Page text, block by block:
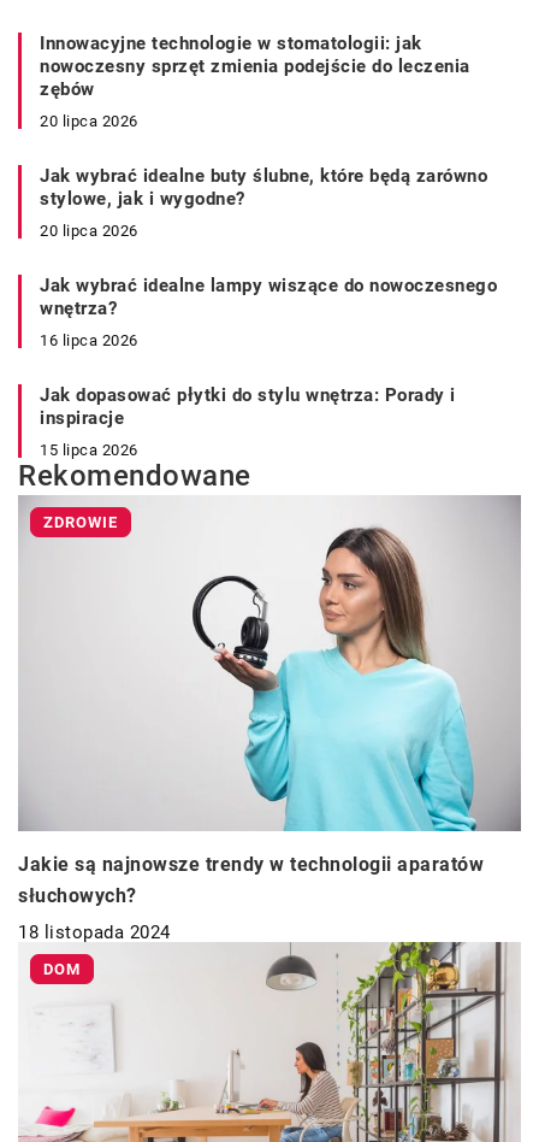
Innowacyjne technologie w stomatologii: jak
nowoczesny sprzęt zmienia podejście do leczenia
zębów
20 lipca 2026
Jak wybrać idealne buty ślubne, które będą zarówno
stylowe, jak i wygodne?
20 lipca 2026
Jak wybrać idealne lampy wiszące do nowoczesnego
wnętrza?
16 lipca 2026
Jak dopasować płytki do stylu wnętrza: Porady i
inspiracje
15 lipca 2026
Rekomendowane
ZDROWIE
Jakie są najnowsze trendy w technologii aparatów
słuchowych?
18 listopada 2024
DOM